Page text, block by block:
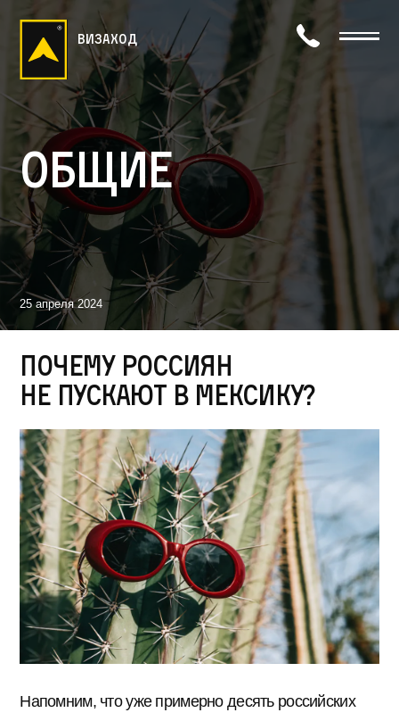
визаход
Общие
25 апреля 2024
Почему россиян
не пускают в Мексику?
Напомним, что уже примерно десять российских